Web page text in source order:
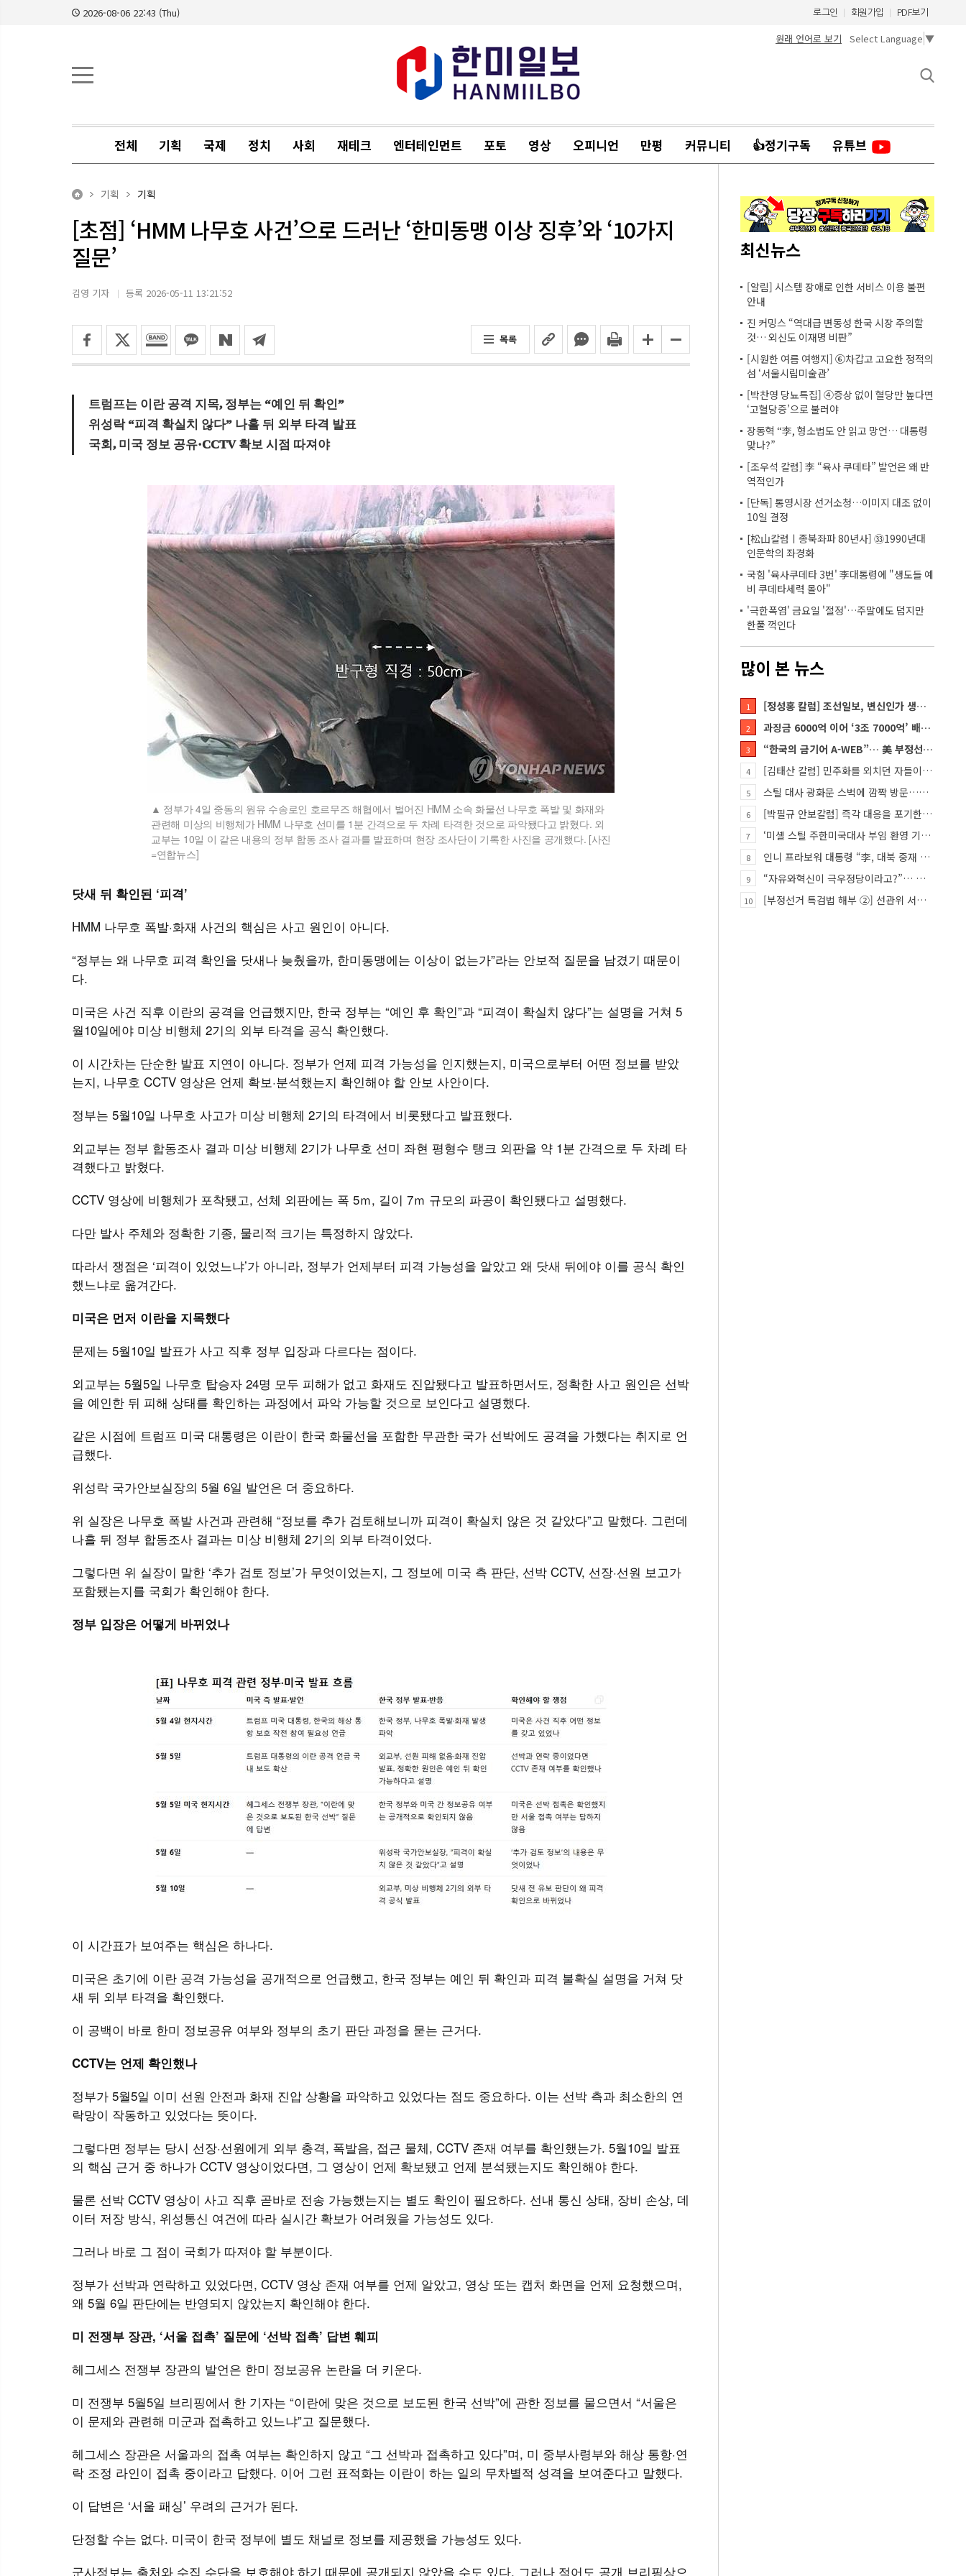
2026-08-06 22:43 (Thu) 로그인 회원가입 PDF보기
원래 언어로 보기 Select Language ▼
전체 기획 국제 정치 사회 재테크 엔터테인먼트 포토 영상 오피니언 만평 커뮤니티 👍정기구독 유튜브
기획 기획
[초점] ‘HMM 나무호 사건’으로 드러난 ‘한미동맹 이상 징후’와 ‘10가지
질문’
김영 기자 등록 2026-05-11 13:21:52
목록
트럼프는 이란 공격 지목, 정부는 “예인 뒤 확인”
위성락 “피격 확실치 않다” 나흘 뒤 외부 타격 발표
국회, 미국 정보 공유·CCTV 확보 시점 따져야
정부가 4일 중동의 원유 수송로인 호르무즈 해협에서 벌어진 HMM 소속 화물선 나무호 폭발 및 화재와
관련해 미상의 비행체가 HMM 나무호 선미를 1분 간격으로 두 차례 타격한 것으로 파악됐다고 밝혔다. 외
교부는 10일 이 같은 내용의 정부 합동 조사 결과를 발표하며 현장 조사단이 기록한 사진을 공개했다. [사진
=연합뉴스]
닷새 뒤 확인된 ‘피격’
HMM 나무호 폭발·화재 사건의 핵심은 사고 원인이 아니다.
“정부는 왜 나무호 피격 확인을 닷새나 늦췄을까, 한미동맹에는 이상이 없는가”라는 안보적 질문을 남겼기 때문이
다.
미국은 사건 직후 이란의 공격을 언급했지만, 한국 정부는 “예인 후 확인”과 “피격이 확실치 않다”는 설명을 거쳐 5
월10일에야 미상 비행체 2기의 외부 타격을 공식 확인했다.
이 시간차는 단순한 발표 지연이 아니다. 정부가 언제 피격 가능성을 인지했는지, 미국으로부터 어떤 정보를 받았
는지, 나무호 CCTV 영상은 언제 확보·분석했는지 확인해야 할 안보 사안이다.
정부는 5월10일 나무호 사고가 미상 비행체 2기의 타격에서 비롯됐다고 발표했다.
외교부는 정부 합동조사 결과 미상 비행체 2기가 나무호 선미 좌현 평형수 탱크 외판을 약 1분 간격으로 두 차례 타
격했다고 밝혔다.
CCTV 영상에 비행체가 포착됐고, 선체 외판에는 폭 5ｍ, 길이 7ｍ 규모의 파공이 확인됐다고 설명했다.
다만 발사 주체와 정확한 기종, 물리적 크기는 특정하지 않았다.
따라서 쟁점은 ‘피격이 있었느냐’가 아니라, 정부가 언제부터 피격 가능성을 알았고 왜 닷새 뒤에야 이를 공식 확인
했느냐로 옮겨간다.
미국은 먼저 이란을 지목했다
문제는 5월10일 발표가 사고 직후 정부 입장과 다르다는 점이다.
외교부는 5월5일 나무호 탑승자 24명 모두 피해가 없고 화재도 진압됐다고 발표하면서도, 정확한 사고 원인은 선박
을 예인한 뒤 피해 상태를 확인하는 과정에서 파악 가능할 것으로 보인다고 설명했다.
같은 시점에 트럼프 미국 대통령은 이란이 한국 화물선을 포함한 무관한 국가 선박에도 공격을 가했다는 취지로 언
급했다.
위성락 국가안보실장의 5월 6일 발언은 더 중요하다.
위 실장은 나무호 폭발 사건과 관련해 “정보를 추가 검토해보니까 피격이 확실치 않은 것 같았다”고 말했다. 그런데
나흘 뒤 정부 합동조사 결과는 미상 비행체 2기의 외부 타격이었다.
그렇다면 위 실장이 말한 ‘추가 검토 정보’가 무엇이었는지, 그 정보에 미국 측 판단, 선박 CCTV, 선장·선원 보고가
포함됐는지를 국회가 확인해야 한다.
정부 입장은 어떻게 바뀌었나
이 시간표가 보여주는 핵심은 하나다.
미국은 초기에 이란 공격 가능성을 공개적으로 언급했고, 한국 정부는 예인 뒤 확인과 피격 불확실 설명을 거쳐 닷
새 뒤 외부 타격을 확인했다.
이 공백이 바로 한미 정보공유 여부와 정부의 초기 판단 과정을 묻는 근거다.
CCTV는 언제 확인했나
정부가 5월5일 이미 선원 안전과 화재 진압 상황을 파악하고 있었다는 점도 중요하다. 이는 선박 측과 최소한의 연
락망이 작동하고 있었다는 뜻이다.
그렇다면 정부는 당시 선장·선원에게 외부 충격, 폭발음, 접근 물체, CCTV 존재 여부를 확인했는가. 5월10일 발표
의 핵심 근거 중 하나가 CCTV 영상이었다면, 그 영상이 언제 확보됐고 언제 분석됐는지도 확인해야 한다.
물론 선박 CCTV 영상이 사고 직후 곧바로 전송 가능했는지는 별도 확인이 필요하다. 선내 통신 상태, 장비 손상, 데
이터 저장 방식, 위성통신 여건에 따라 실시간 확보가 어려웠을 가능성도 있다.
그러나 바로 그 점이 국회가 따져야 할 부분이다.
정부가 선박과 연락하고 있었다면, CCTV 영상 존재 여부를 언제 알았고, 영상 또는 캡처 화면을 언제 요청했으며,
왜 5월 6일 판단에는 반영되지 않았는지 확인해야 한다.
미 전쟁부 장관, ‘서울 접촉’ 질문에 ‘선박 접촉’ 답변 훼피
헤그세스 전쟁부 장관의 발언은 한미 정보공유 논란을 더 키운다.
미 전쟁부 5월5일 브리핑에서 한 기자는 “이란에 맞은 것으로 보도된 한국 선박”에 관한 정보를 물으면서 “서울은
이 문제와 관련해 미군과 접촉하고 있느냐”고 질문했다.
헤그세스 장관은 서울과의 접촉 여부는 확인하지 않고 “그 선박과 접촉하고 있다”며, 미 중부사령부와 해상 통항·연
락 조정 라인이 접촉 중이라고 답했다. 이어 그런 표적화는 이란이 하는 일의 무차별적 성격을 보여준다고 말했다.
이 답변은 ‘서울 패싱’ 우려의 근거가 된다.
단정할 수는 없다. 미국이 한국 정부에 별도 채널로 정보를 제공했을 가능성도 있다.
군사정보는 출처와 수집 수단을 보호해야 하기 때문에 공개되지 않았을 수도 있다. 그러나 적어도 공개 브리핑상으
최신뉴스
[알림] 시스템 장애로 인한 서비스 이용 불편
안내
진 커밍스 “역대급 변동성 한국 시장 주의할
것… 외신도 이재명 비판”
[시원한 여름 여행지] ⑥차갑고 고요한 정적의
섬 ‘서울시립미술관’
[박찬영 당뇨특집] ④증상 없이 혈당만 높다면
‘고혈당증’으로 불러야
장동혁 “李, 형소법도 안 읽고 망언… 대통령
맞나?”
[조우석 칼럼] 李 “육사 쿠데타” 발언은 왜 반
역적인가
[단독] 통영시장 선거소청…이미지 대조 없이
10일 결정
[松山칼럼ㅣ종북좌파 80년사] ㉝1990년대
인문학의 좌경화
국힘 '육사쿠데타 3번' 李대통령에 "생도들 예
비 쿠데타세력 몰아"
'극한폭염' 금요일 '절정'…주말에도 덥지만
한풀 꺽인다
많이 본 뉴스
1 [정성홍 칼럼] 조선일보, 변신인가 생존전략인가
2 과징금 6000억 이어 ‘3조 7000억’ 배상 폭탄… 쿠팡 때리기에 한미 통상 ‘초비상’
3 “한국의 금기어 A-WEB”… 美 부정선거 분석 권위자 프랭크 박사가 작심 비판한 한국 ‘선거 공작’의 실체
4 [김태산 칼럼] 민주화를 외치던 자들이 대한민국의 적이고 간첩이었다
5 스틸 대사 광화문 스벅에 깜짝 방문…메시지?
6 [박필규 안보칼럼] 즉각 대응을 포기한 군(軍)은 생존할 수 없다
7 ‘미셸 스틸 주한미국대사 부임 환영 기자회견’… 80여 개 단체 집결
8 인니 프라보워 대통령 “李, 대북 중재 요청했다”
9 “자유와혁신이 극우정당이라고?”… 민경욱, 중앙일보 직격
10 [부정선거 특검법 해부 ②] 선관위 서버·우정본부 기록까지…‘증거를 끌어오는 칼’